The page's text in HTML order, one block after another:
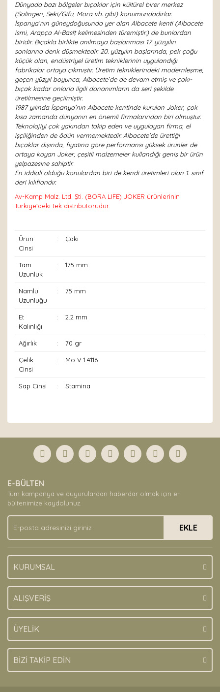
Dünyada bazı bölgeler bıçaklar için kültürel birer merkez
(Solingen, Seki/Gifu, Mora vb. gibi) konumundadırlar.
İspanya’nın güneydoğusunda yer alan Albacete kenti (Albacete
ismi, Arapça Al-Basīṭ kelimesinden türemiştir.) de bunlardan
biridir. Bıçakla birlikte anılmaya başlanması 17. yüzyılın
sonlarına denk düşmektedir. 20. yüzyılın başlarında, pek çoğu
küçük olan, endüstriyel üretim tekniklerinin uygulandığı
fabrikalar ortaya çıkmıştır. Üretim tekniklerindeki modernleşme,
geçen yüzyıl boyunca, Albacete’de de devam etmiş ve çakı-
bıçak kadar onlarla ilgili donanımların da seri şekilde
üretilmesine geçilmiştir.
1987 yılında İspanya’nın Albacete kentinde kurulan Joker, çok
kısa zamanda dünyanın en önemli firmalarından biri olmuştur.
Teknolojiyi çok yakından takip eden ve uygulayan firma, el
işçiliğinden de ödün vermemektedir. Albacete’de ürettiği
bıçaklar dışında, fiyatına göre performansı yüksek ürünler de
ortaya koyan Joker, çeşitli malzemeler kullandığı geniş bir ürün
yelpazesine sahiptir.
En iddialı olduğu konulardan biri de kendi üretimleri olan 1. sınıf
deri kılıflarıdır.
Av-Kamp Malz. Ltd. Şti. (BORA LIFE) JOKER ürünlerinin
Türkiye’deki tek distribütörüdür.
Ürün
Cinsi
: Çakı
Tam
Uzunluk
: 175 mm
Namlu
Uzunluğu
: 75 mm
Et
Kalınlığı
: 2.2 mm
Ağırlık : 70 gr
Çelik
Cinsi
: Mo V 1.4116
Sap Cinsi : Stamina
Yorum Yaz
formunu kullanarak tarafımıza iletebilirsiniz.
Görüş ve önerileriniz için teşekkür ederiz.
Ürün açıklamasında eksik bilgiler bulunuyor.
Ürün bilgilerinde hatalar bulunuyor.
Ürün fiyatı diğer sitelerden daha pahalı.
Bu ürüne benzer farklı alternatifler olmalı.
E-BÜLTEN
Tüm kampanya ve duyurulardan haberdar olmak için e-
bültenimize kaydolunuz.
EKLE
KURUMSAL
ALIŞVERİŞ
ÜYELİK
BİZİ TAKİP EDİN